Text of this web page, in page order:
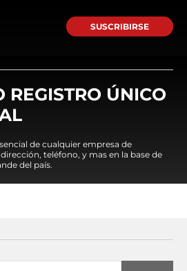
SUSCRIBIRSE
REGISTRO ÚNICO
de cualquier empresa de
teléfono, y mas en la base de
del país.